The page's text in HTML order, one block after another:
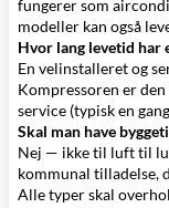
fungerer som
modeller kan også
Hvor lang levetid har
En velinstalleret og
Kompressoren er
service (typisk en
Skal man have
Nej — ikke til luft til
kommunal tilladelse,
Alle typer skal